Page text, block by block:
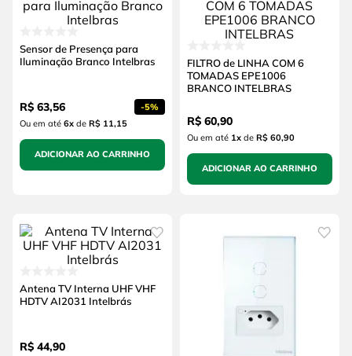
Sensor de Presença para
Iluminação Branco Intelbras
R$ 63,56 -5%
Ou em até 6xde R$ 11,15
ADICIONAR AO CARRINHO
FILTRO de LINHA COM 6
TOMADAS EPE1006
BRANCO INTELBRAS
R$ 60,90
Ou em até 1xde R$ 60,90
ADICIONAR AO CARRINHO
Antena TV Interna UHF VHF
HDTV AI2031 Intelbrás
R$ 44,90